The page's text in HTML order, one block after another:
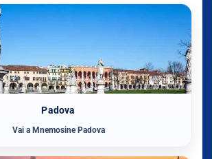
Padova
Vai a Mnemosine Padova